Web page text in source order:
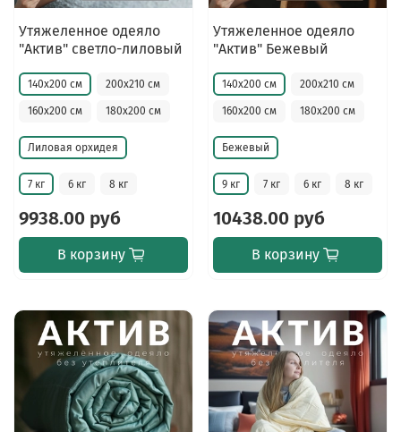
Утяжеленное одеяло
"Актив" светло-лиловый
140х200 см 200х210 см
160х200 см 180х200 см
Лиловая орхидея
7 кг 6 кг 8 кг
9938.00 руб
В корзину
Утяжеленное одеяло
"Актив" Бежевый
140х200 см 200х210 см
160х200 см 180х200 см
Бежевый
9 кг 7 кг 6 кг 8 кг
10438.00 руб
В корзину